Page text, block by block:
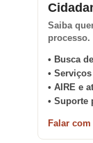
IL SOLE 24
Saiba
processo.
• Busca
•
• AIRE e
• Suporte
Falar